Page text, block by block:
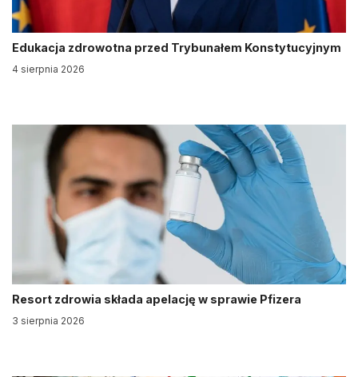
Edukacja zdrowotna przed Trybunałem Konstytucyjnym
4 sierpnia 2026
Resort zdrowia składa apelację w sprawie Pfizera
3 sierpnia 2026